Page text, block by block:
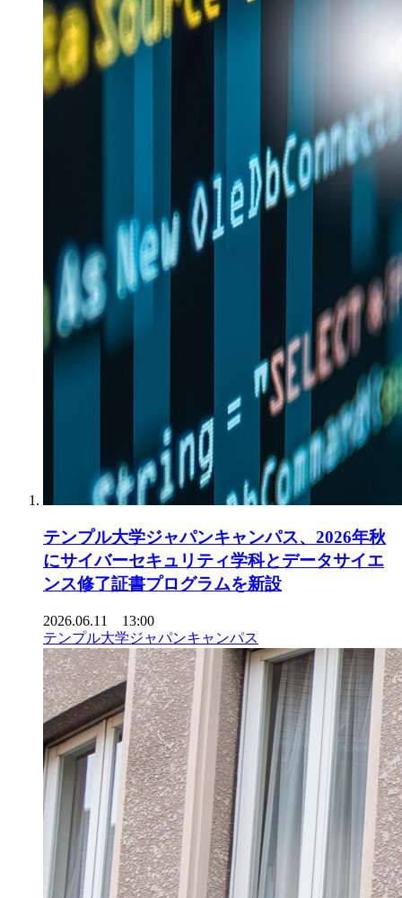
テンプル大学ジャパンキャンパス、2026年秋
にサイバーセキュリティ学科とデータサイエ
ンス修了証書プログラムを新設
2026.06.11 13:00
テンプル大学ジャパンキャンパス